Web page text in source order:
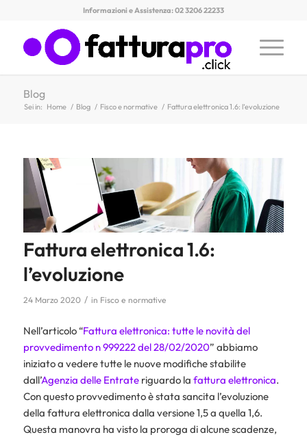
Informazioni e Assistenza: 02 3206 22233
Blog
Sei in: Home / Blog / Fisco e normative / Fattura elettronica 1.6: l’evoluzione
Fattura elettronica 1.6:
l’evoluzione
24 Marzo 2020 / in Fisco e normative
Nell’articolo “Fattura elettronica: tutte le novità del
provvedimento n 999222 del 28/02/2020” abbiamo
iniziato a vedere tutte le nuove modifiche stabilite
dall’Agenzia delle Entrateriguardo la fattura elettronica.
Con questo provvedimento è stata sancita l’evoluzione
della fattura elettronica dalla versione 1,5 a quella 1,6.
Questa manovra ha visto la proroga di alcune scadenze,